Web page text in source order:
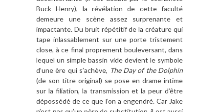
Buck Henry), la révélation de cette faculté
demeure une scène assez surprenante et
impactante. Du bruit répétitif de la créature qui
tape inlassablement sur une porte tristement
close,àce final proprement bouleversant, dans
lequel un simple bassin vide devient le symbole
d’uneère qui s’achève, The Day of the Dolphin
(de son titre original) se pose en drame intime
sur la filiation, la transmission et la peur d’être
dépossédé de ce que l’on a engendré. Car Jake